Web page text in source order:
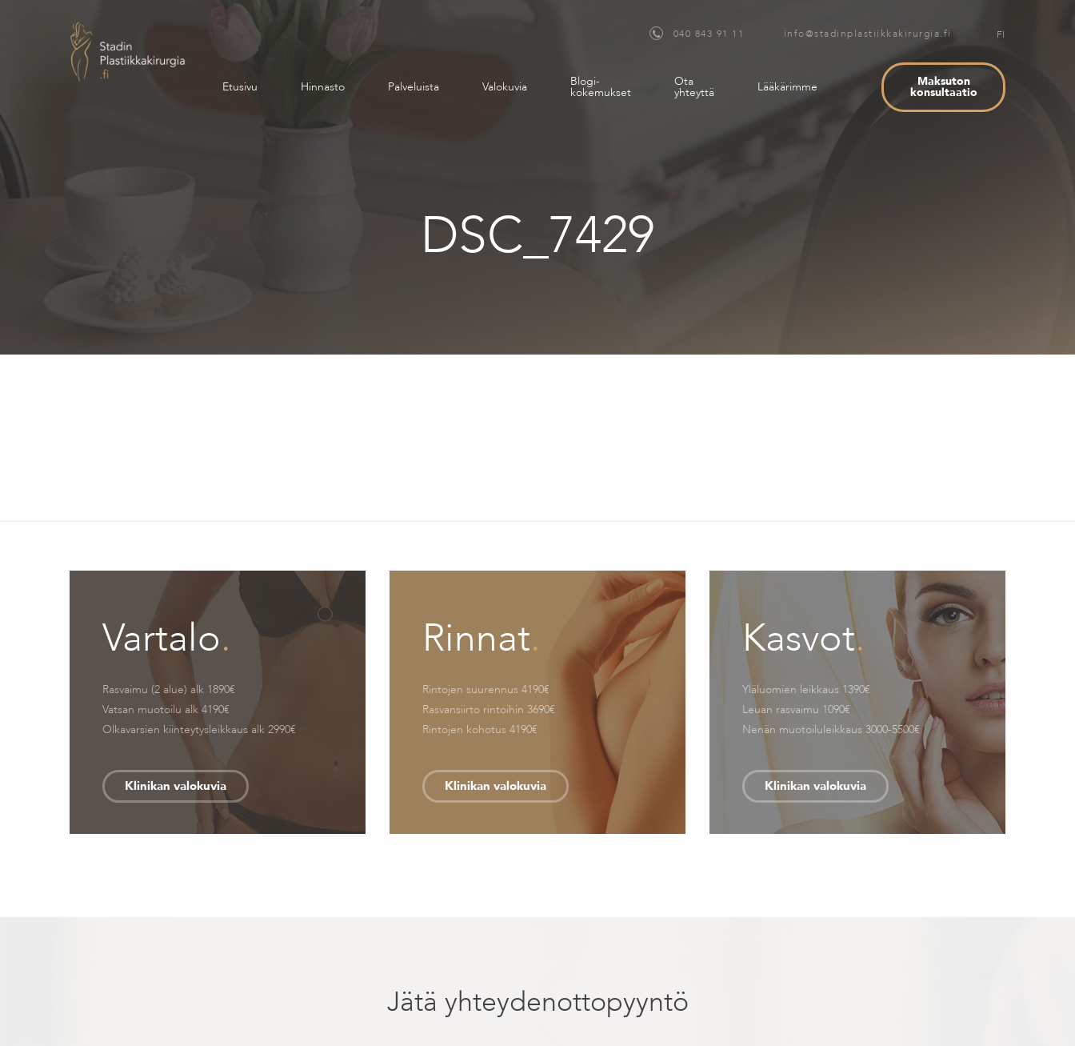
040 843 91 11 info@stadinplastiikkakirurgia.fi FI
Etusivu Hinnasto Palveluista Valokuvia Blogi-
kokemukset
Ota
yhteyttä Lääkärimme Maksuton
konsultaatio
DSC_7429
Vartalo.
Rasvaimu (2 alue) alk 1890€
Vatsan muotoilu alk 4190€
Olkavarsien kiinteytysleikkaus alk 2990€
Klinikan valokuvia
Rinnat.
Rintojen suurennus 4190€
Rasvansiirto rintoihin 3690€
Rintojen kohotus 4190€
Klinikan valokuvia
Kasvot.
Yläluomien leikkaus 1390€
Leuan rasvaimu 1090€
Nenän muotoiluleikkaus 3000-5500€
Klinikan valokuvia
Jätä yhteydenottopyyntö